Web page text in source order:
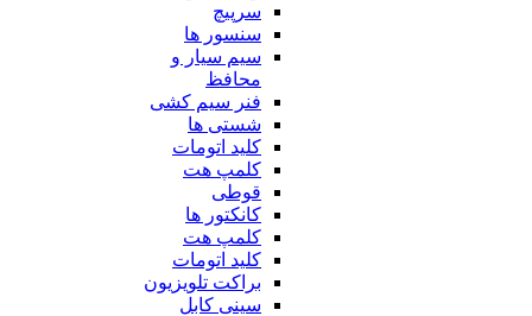
سرپیچ
سنسور ها
سیم سیار و
محافظ
فنر سیم کشی
شستی ها
کلید اتومات
کلمپ هت
قوطی
کانکتور ها
کلمپ هت
کلید اتومات
براکت تلویزیون
سینی کابل